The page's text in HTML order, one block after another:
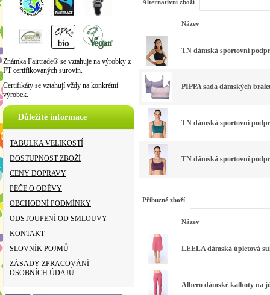
Známka Fairtrade® se vztahuje na výrobky z
FT certifikovaných surovin.
Certifikáty se vztahují vždy na konkrétní
výrobek.
Důležité informace
TABULKA VELIKOSTÍ
DOSTUPNOST ZBOŽÍ
CENY DOPRAVY
PÉČE O ODĚVY
OBCHODNÍ PODMÍNKY
ODSTOUPENÍ OD SMLOUVY
KONTAKT
SLOVNÍK POJMŮ
ZÁSADY ZPRACOVÁNÍ
OSOBNÍCH ÚDAJŮ
Alternativní zboží
Název
TN dámská sportovní
PIPPA sada dámských
TN dámská sportovní
TN dámská sportovní
Příbuzné zboží
Název
LEELA dámská úpletová
Albero dámské kalhoty na